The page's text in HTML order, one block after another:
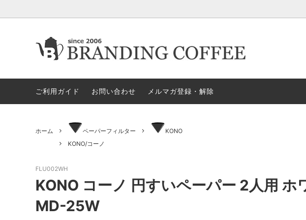
ロースター
電動ミル ペーパーフィルター
モカ＝マキネッタ
ドリッパー＆サーバー（Kalita
タ）
ドリッパー＆サーバー（HARIO ハ
セット商品 ハリオ新商品
GLOCAL STANDARD PRODUCTS
KONO/コーノ
ご利用ガイド お問い合わせ メルマガ登録・解除
ホーム ペーパーフィルター
KONO
KONO/コーノ
FLU002WH
KONO コーノ 円すいペーパー 2人用 ホ
MD-25W